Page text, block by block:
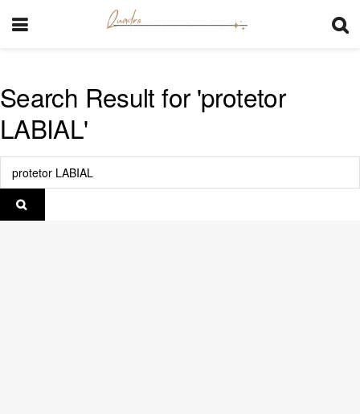
Search Result for 'protetor
LABIAL'